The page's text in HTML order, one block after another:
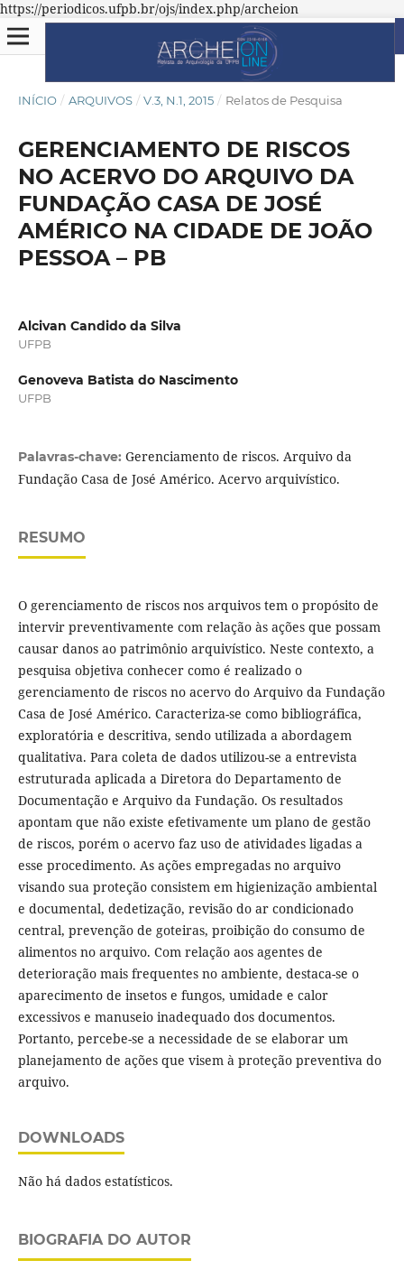
https://periodicos.ufpb.br/ojs/index.php/archeion
INÍCIO / ARQUIVOS / V.3, N.1, 2015 / Relatos de Pesquisa
GERENCIAMENTO DE RISCOS
NO ACERVO DO ARQUIVO DA
FUNDAÇÃO CASA DE JOSÉ
AMÉRICO NA CIDADE DE JOÃO
PESSOA – PB
Alcivan Candido da Silva
UFPB
Genoveva Batista do Nascimento
UFPB
Palavras-chave: Gerenciamento de riscos. Arquivo da
Fundação Casa de José Américo. Acervo arquivístico.
RESUMO
O gerenciamento de riscos nos arquivos tem o propósito de
intervir preventivamente com relação às ações que possam
causar danos ao patrimônio arquivístico. Neste contexto, a
pesquisa objetiva conhecer como é realizado o
gerenciamento de riscos no acervo do Arquivo da Fundação
Casa de José Américo. Caracteriza-se como bibliográfica,
exploratória e descritiva, sendo utilizada a abordagem
qualitativa. Para coleta de dados utilizou-se a entrevista
estruturada aplicada a Diretora do Departamento de
Documentação e Arquivo da Fundação. Os resultados
apontam que não existe efetivamente um plano de gestão
de riscos, porém o acervo faz uso de atividades ligadas a
esse procedimento. As ações empregadas no arquivo
visando sua proteção consistem em higienização ambiental
e documental, dedetização, revisão do ar condicionado
central, prevenção de goteiras, proibição do consumo de
alimentos no arquivo. Com relação aos agentes de
deterioração mais frequentes no ambiente, destaca-se o
aparecimento de insetos e fungos, umidade e calor
excessivos e manuseio inadequado dos documentos.
Portanto, percebe-se a necessidade de se elaborar um
planejamento de ações que visem à proteção preventiva do
arquivo.
DOWNLOADS
Não há dados estatísticos.
BIOGRAFIA DO AUTOR